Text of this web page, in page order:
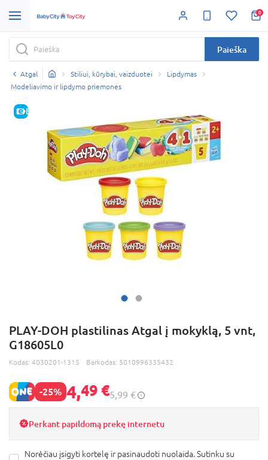
0
Paieška
Atgal Stiliui, kūrybai, vaizduotei
Lipdymas
Modeliavimo ir lipdymo priemonės
E-KAINA
PLAY-DOH plastilinas Atgal į mokyklą, 5 vnt,
G18605L0
Kodas: 4030201-1315 Barkodas: 5010996335432
-25% 4,49 €5,99 €
Perkant papildomą prekę internetu
Norėčiau įsigyti kortelę ir pasinaudoti nuolaida. Sutinku su